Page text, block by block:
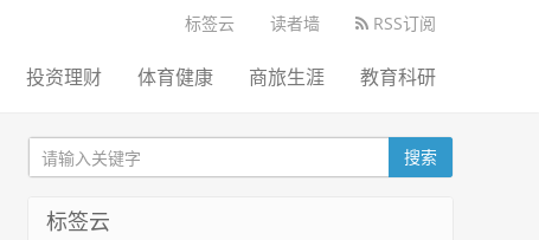
标签云 读者墙 RSS订阅
投资理财 体育健康 商旅生涯 教育科研
搜索
标签云